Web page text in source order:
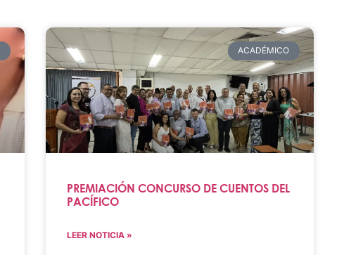
ACADÉMICO
PREMIACIÓN CONCURSO DE CUENTOS DEL
PACÍFICO
LEER NOTICIA »